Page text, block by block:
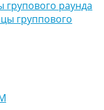
раунда
группового